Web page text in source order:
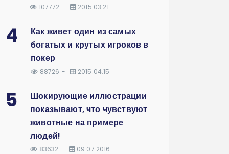
107772 2015.03.21
4
Как живет один из самых
богатых и крутых игроков в
покер
88726 2015.04.15
5
Шокирующие иллюстрации
показывают, что чувствуют
животные на примере
людей!
83632 09.07.2016